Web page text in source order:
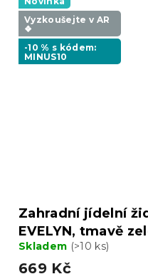
Vyzkoušejte v AR
❖
-10 % s kódem:
MINUS10
Zahradní jídelní
EVELYN, tmavě
Skladem (>10 ks)
669 Kč